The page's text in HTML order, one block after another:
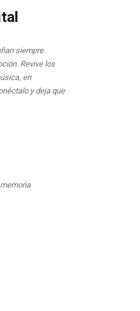
siempre.
Revive los
en
y deja que